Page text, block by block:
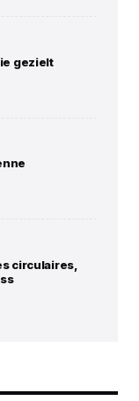
gezielt
circulaires,